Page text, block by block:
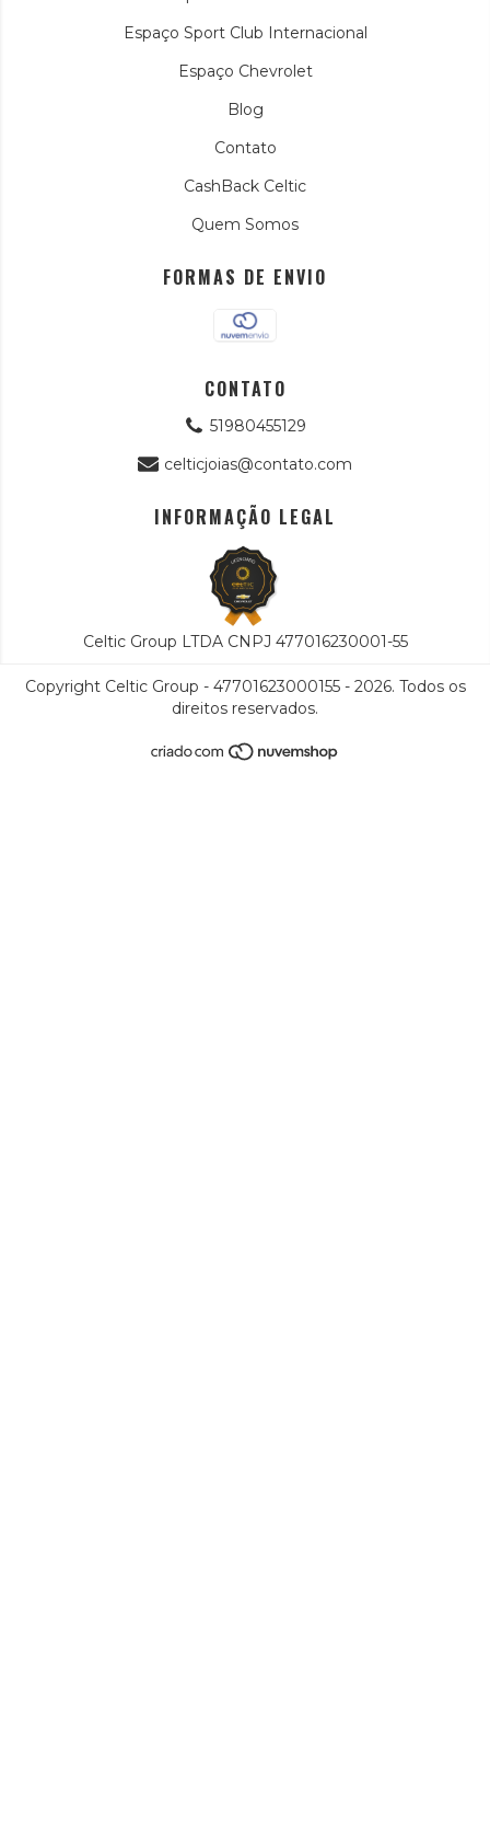
Espaço Sport Club Internacional
Espaço Chevrolet
Blog
Contato
CashBack Celtic
Quem Somos
FORMAS DE ENVIO
CONTATO
51980455129
celticjoias@contato.com
INFORMAÇÃO LEGAL
Celtic Group LTDA CNPJ 477016230001-55
Copyright Celtic Group - 47701623000155 - 2026. Todos os
direitos reservados.